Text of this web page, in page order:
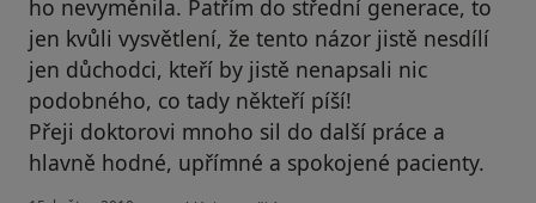
ho nevyměnila. Patřím do střední generace, to
jen kvůli vysvětlení, že tento názor jistě nesdílí
jen důchodci, kteří by jistě nenapsali nic
podobného, co tady někteří píší!
Přeji doktorovi mnoho sil do další práce a
hlavně hodné, upřímné a spokojené pacienty.